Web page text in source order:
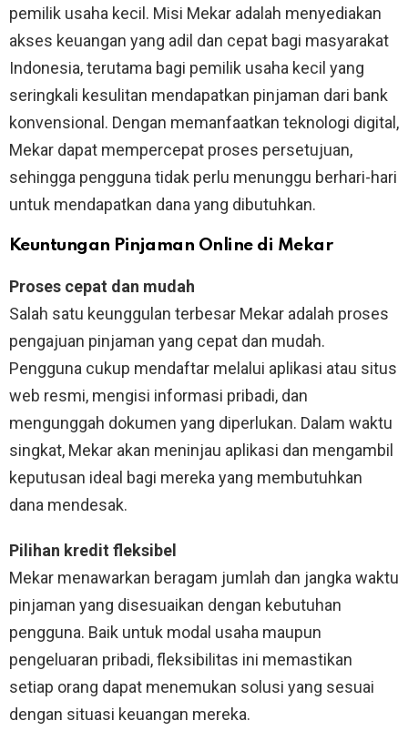
pemilik usaha kecil. Misi Mekar adalah menyediakan
akses keuangan yang adil dan cepat bagi masyarakat
Indonesia, terutama bagi pemilik usaha kecil yang
seringkali kesulitan mendapatkan pinjaman dari bank
konvensional. Dengan memanfaatkan teknologi digital,
Mekar dapat mempercepat proses persetujuan,
sehingga pengguna tidak perlu menunggu berhari-hari
untuk mendapatkan dana yang dibutuhkan.
Keuntungan Pinjaman Online di Mekar
Proses cepat dan mudah
Salah satu keunggulan terbesar Mekar adalah proses
pengajuan pinjaman yang cepat dan mudah. ​​
Pengguna cukup mendaftar melalui aplikasi atau situs
web resmi, mengisi informasi pribadi, dan
mengunggah dokumen yang diperlukan. Dalam waktu
singkat, Mekar akan meninjau aplikasi dan mengambil
keputusan ideal bagi mereka yang membutuhkan
dana mendesak.
Pilihan kredit fleksibel
Mekar menawarkan beragam jumlah dan jangka waktu
pinjaman yang disesuaikan dengan kebutuhan
pengguna. Baik untuk modal usaha maupun
pengeluaran pribadi, fleksibilitas ini memastikan
setiap orang dapat menemukan solusi yang sesuai
dengan situasi keuangan mereka.